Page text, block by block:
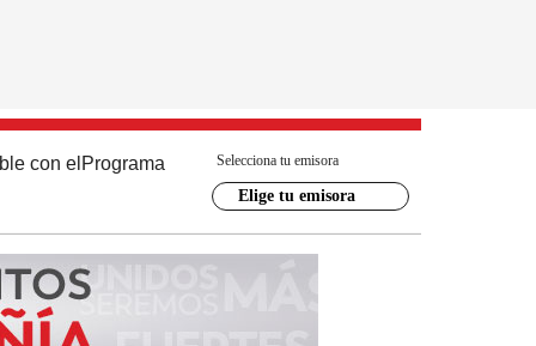
con el Programa Selecciona tu emisora
Elige tu emisora